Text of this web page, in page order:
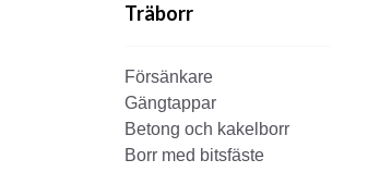
Träborr
Försänkare
Gängtappar
Betong och kakelborr
Borr med bitsfäste